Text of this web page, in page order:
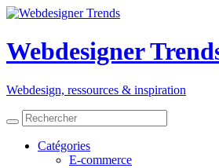
Webdesigner
Webdesign, ressources & inspiration
Catégories
E-commerce